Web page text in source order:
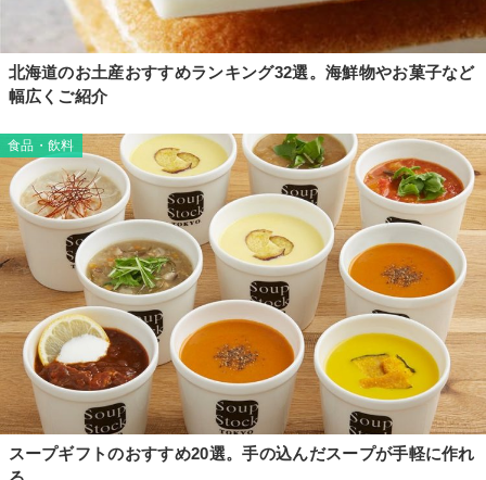
北海道のお土産おすすめランキング32選。海鮮物やお菓子など
幅広くご紹介
食品・飲料
スープギフトのおすすめ20選。手の込んだスープが手軽に作れ